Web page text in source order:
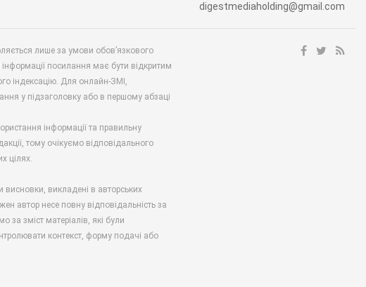
digestmediaholding@gmail.com
лише за умови обов’язкового
посилання має бути відкритим
індексацію. Для онлайн-ЗМІ,
у підзаголовку або в першому абзаці
інформації та правильну
тому очікуємо відповідального
цілях.
викладені в авторських
автор несе повну відповідальність за
за зміст матеріалів, які були
контекст, форму подачі або